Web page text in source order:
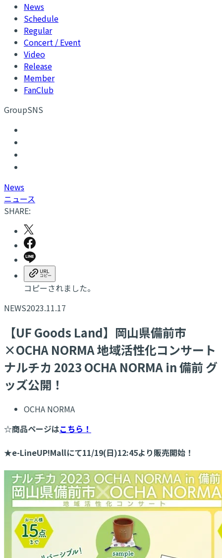
News
Schedule
Regular
Concert / Event
Video
Release
Member
FanClub
GroupSNS
News
ニュース
SHARE:
コピーされました。
NEWS2023.11.17
【UF Goods Land】岡山県備前市
×OCHA NORMA 地域活性化コンサート
ナルチカ 2023 OCHA NORMA in 備前 グ
ッズ公開！
OCHA NORMA
☆商品ページはこちら！
★e-LineUP!Mallにて11/19(日)12:45より販売開始！